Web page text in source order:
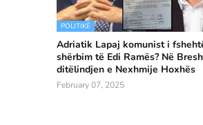
POLITIKË
Adriatik Lapaj komunist i
shërbim të Edi Ramës? Në
ditëlindjen e Nexhmije Hoxhës
February 07, 2025